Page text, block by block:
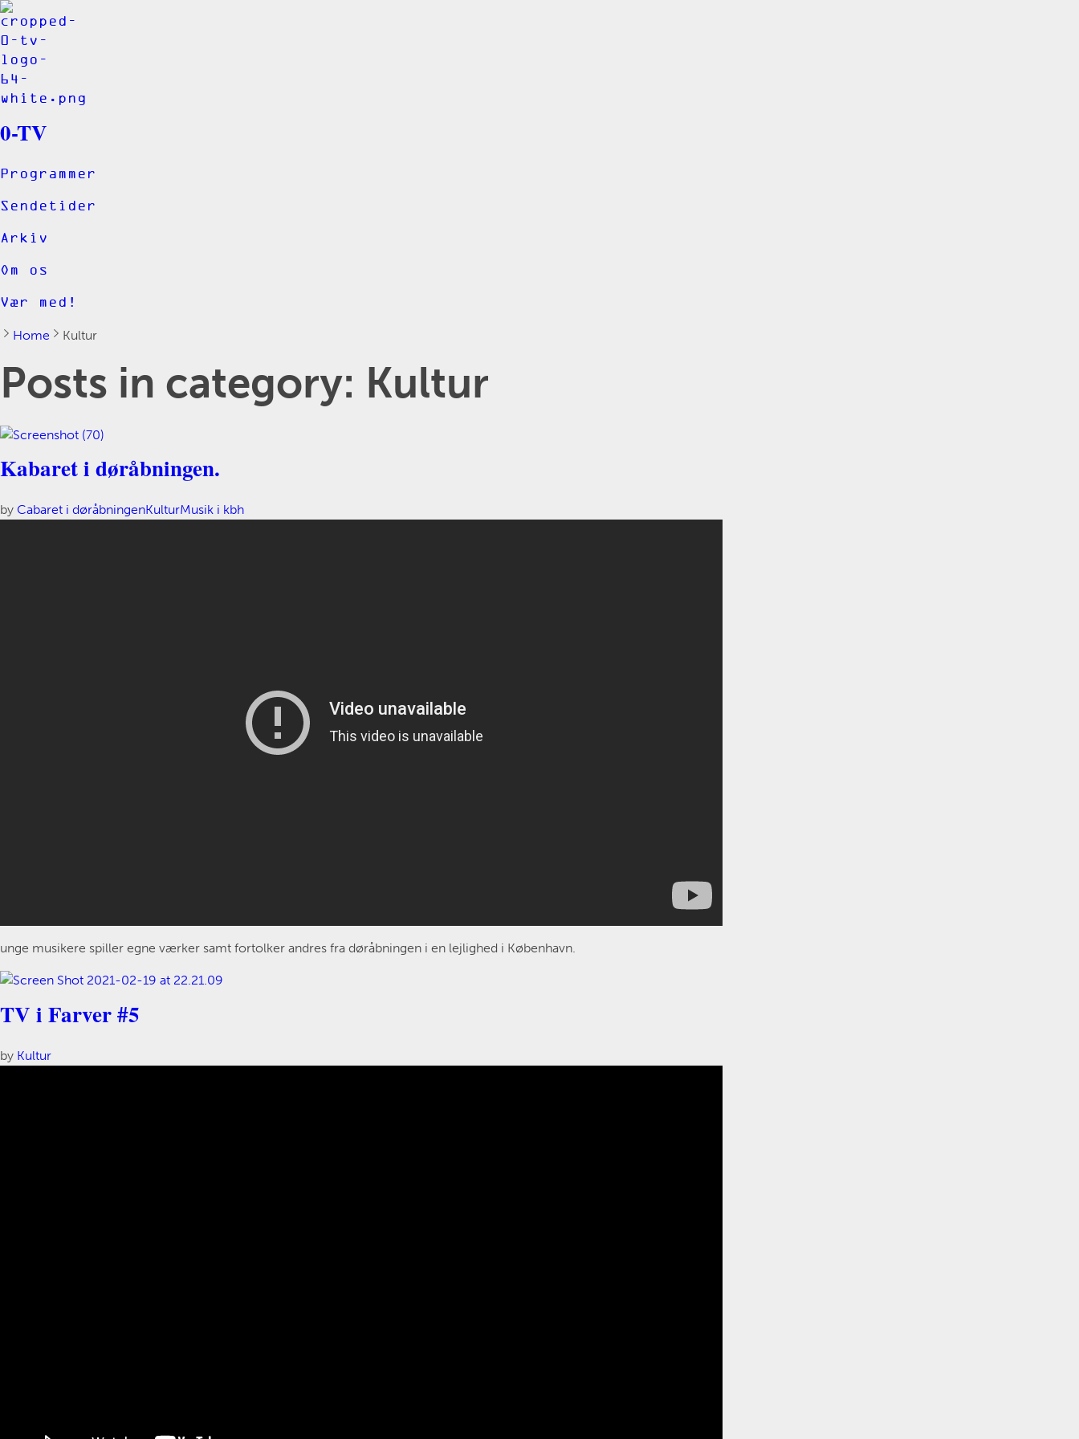
0-TV
Programmer
Sendetider
Arkiv
Om os
Vær med!
Home Kultur
Posts in category: Kultur
Kabaret i døråbningen.
by Cabaret i døråbningenKulturMusik i kbh
unge musikere spiller egne værker samt fortolker andres fra døråbningen i en lejlighed i København.
TV i Farver #5
by Kultur